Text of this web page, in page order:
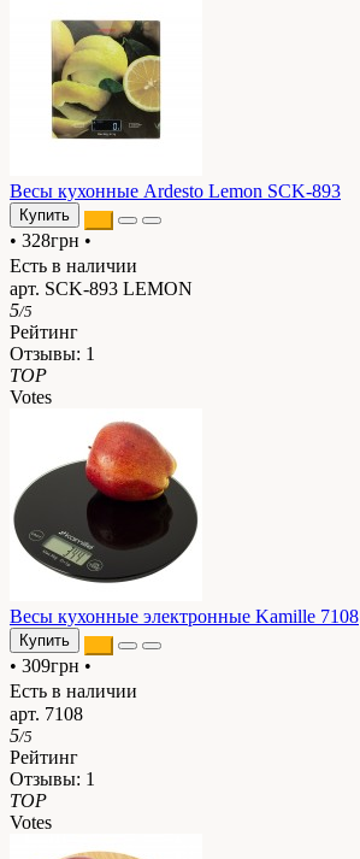
Весы кухонные Ardesto Lemon SCK-893
Купить
• 328грн •
Есть в наличии
арт. SCK-893 LEMON
5/5
Рейтинг
Отзывы: 1
TOP
Votes
Весы кухонные электронные Kamille 7108
Купить
• 309грн •
Есть в наличии
арт. 7108
5/5
Рейтинг
Отзывы: 1
TOP
Votes